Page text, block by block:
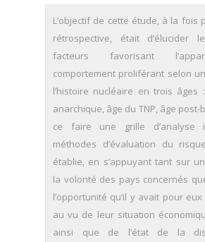
L’objectif de cette étude, à la fois
rétrospective, était d’élucider
facteurs favorisant
comportement proliférant selon
l’histoire nucléaire en trois âges
anarchique, âge du TNP, âge post-
ce faire une grille d’analyse
méthodes d’évaluation du
établie, en s’appuyant tant sur
la volonté des pays concernés
l’opportunité qu’il y avait pour
au vu de leur situation
ainsi que de l’état de la